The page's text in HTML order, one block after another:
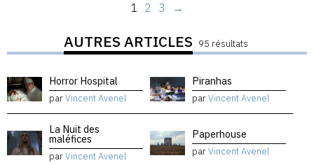
1 2 3 →
AUTRES ARTICLES 95 résultats
Horror Hospital
parVincent Avenel
Piranhas
parVincent Avenel
La Nuit des
maléfices
parVincent Avenel
Paperhouse
parVincent Avenel